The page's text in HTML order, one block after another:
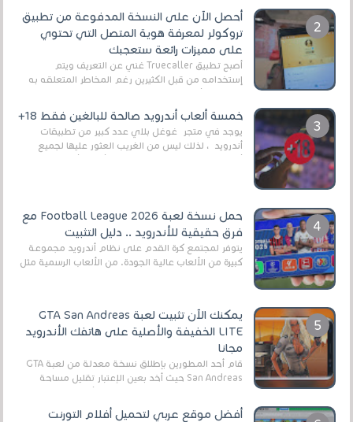
أحصل الآن على النسخة المدفوعة من تطبيق
تروكولر لمعرفة هوية المتصل التي تحتوي
على مميزات رائعة ستعجبك
أصبح تطبيق Truecaller غني عن التعريف ويتم
إستخدامه من قبل الكثيرين رغم المخاطر المتعلقه به
خمسة ألعاب أندرويد صالحة للبالغين فقط 18+
يوجد في متجر غوغل بلاي عدد كبير من تطبيقات
أندرويد ، لذلك ليس من الغريب العثور عليها لجميع
حمل نسخة لعبة Football League 2026 مع
فرق حقيقية للأندرويد .. دليل التثبيت
يتوفر لمجتمع كرة القدم على نظام أندرويد مجموعة
كبيرة من الألعاب عالية الجودة. من الألعاب الرسمية مثل
يمكنك الآن تثبيت لعبة GTA San Andreas
LITE الخفيفة والأصلية على هاتفك الأندرويد
مجانا
قام أحد المطورين بإطلاق نسخة معدلة من لعبة GTA
San Andreas حيث أخد بعين الإعتبار تقليل مساحة
أفضل موقع عربي لتحميل أفلام التورنت